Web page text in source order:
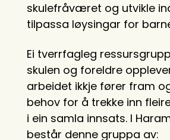
skulefråværet og utvikle
tilpassa løysingar for
Ei tverrfagleg
skulen og foreldre
arbeidet ikkje fører fram
behov for å trekke inn
i ein samla innsats. I
består denne gruppa av: